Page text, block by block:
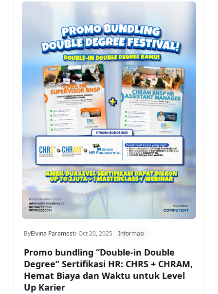
ByElvina Paramesti•Oct 20, 2025 Informasi
Promo bundling “Double-in Double
Degree” Sertifikasi HR: CHRS + CHRAM,
Hemat Biaya dan Waktu untuk Level
Up Karier